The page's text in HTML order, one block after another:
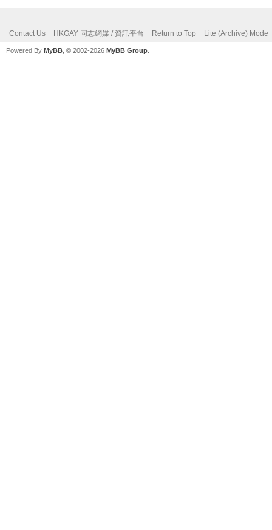
Contact Us HKGAY 同志網媒 / 資訊平台 Return to Top Lite (Archive) Mode
Powered By MyBB , © 2002-2026 MyBB Group